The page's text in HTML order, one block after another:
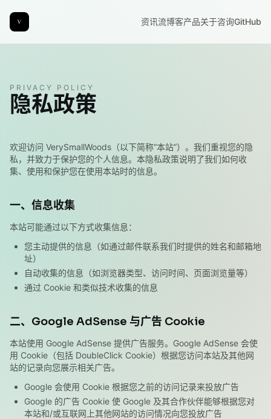
资讯流博客产品关于咨询GitHub
PRIVACY POLICY
隐私政策
欢迎访问 VerySmallWoods （以下简称“本站”）。我们重视您的隐
私，并致力于保护您的个人信息。本隐私政策说明了我们如何收
集、使用和保护您在使用本站时的信息。
一、信息收集
本站可能通过以下方式收集信息：
您主动提供的信息（如通过邮件联系我们时提供的姓名和邮箱地
址）
自动收集的信息（如浏览器类型、访问时间、页面浏览量等）
通过 Cookie 和类似技术收集的信息
二、Google AdSense 与广告 Cookie
本站使用 Google AdSense 提供广告服务。Google AdSense 会使
用 Cookie（包括 DoubleClick Cookie）根据您访问本站及其他网
站的记录向您展示相关广告。
Google 会使用 Cookie 根据您之前的访问记录来投放广告
Google 的广告 Cookie 使 Google 及其合作伙伴能够根据您对
本站和/或互联网上其他网站的访问情况向您投放广告